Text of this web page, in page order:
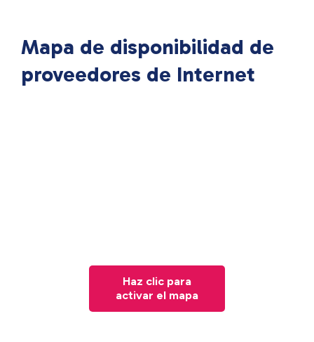
Mapa de disponibilidad de
proveedores de Internet
Haz clic para
activar el mapa